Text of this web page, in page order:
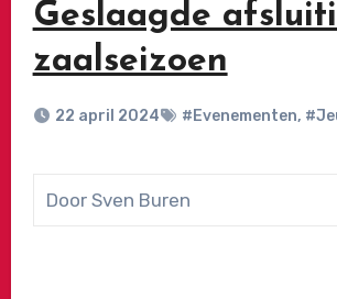
Geslaagde
zaalseizoen
22 april 2024 #Evenementen,
Door Sven Buren